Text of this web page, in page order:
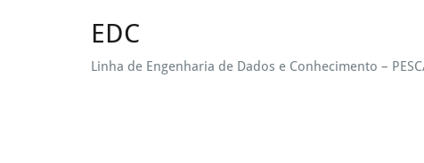
EDC
Linha de Engenharia de Dados e Conhecimento – PESC/